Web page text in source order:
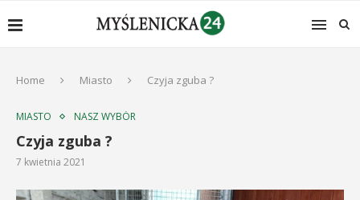
Home Miasto Czyja zguba ?
MIASTO NASZ WYBÓR
Czyja zguba ?
7 kwietnia 2021